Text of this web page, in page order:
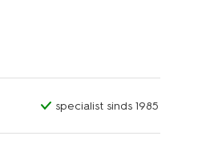
specialist sinds 1985